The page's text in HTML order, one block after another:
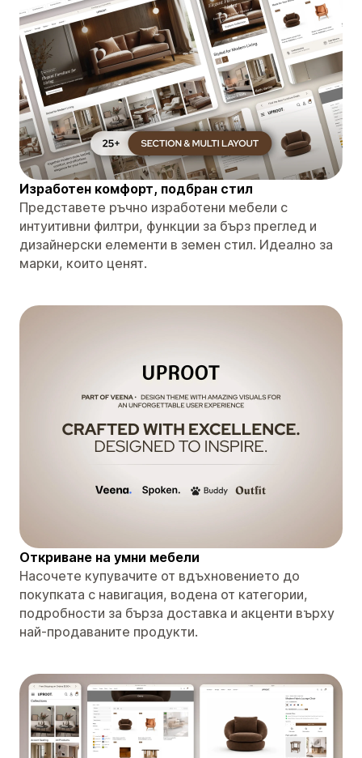
Изработен комфорт, подбран стил
Представете ръчно изработени мебели с
интуитивни филтри, функции за бърз преглед и
дизайнерски елементи в земен стил. Идеално за
марки, които ценят.
Откриване на умни мебели
Насочете купувачите от вдъхновението до
покупката с навигация, водена от категории,
подробности за бърза доставка и акценти върху
най-продаваните продукти.